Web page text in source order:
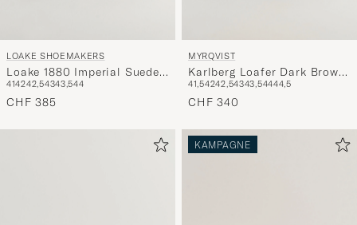
LOAKE SHOEMAKERS
Loake 1880 Imperial Suede
Loafers Dark Brown
414242,54343,544
CHF 385
MYRQVIST
Karlberg Loafer Dark Brown
Suede
41,54242,54343,54444,5
CHF 340
KAMPAGNE